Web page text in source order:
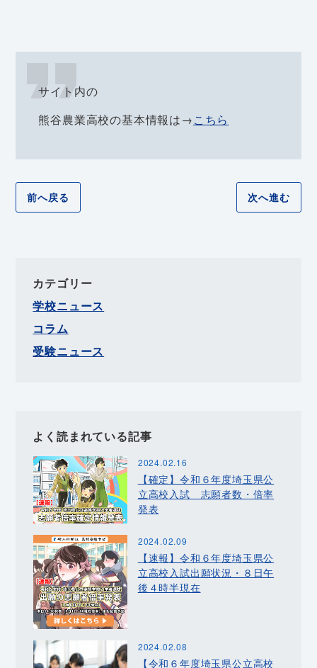
サイト内の
熊谷農業高校の基本情報は→こちら
前へ戻る 次へ進む
カテゴリー
学校ニュース
コラム
受験ニュース
よく読まれている記事
2024.02.16
【確定】令和６年度埼玉県公
立高校入試 志願者数・倍率
発表
2024.02.09
【速報】令和６年度埼玉県公
立高校入試出願状況・８日午
後４時半現在
2024.02.08
【令和６年度埼玉県公立高校